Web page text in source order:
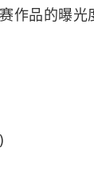
品的曝光